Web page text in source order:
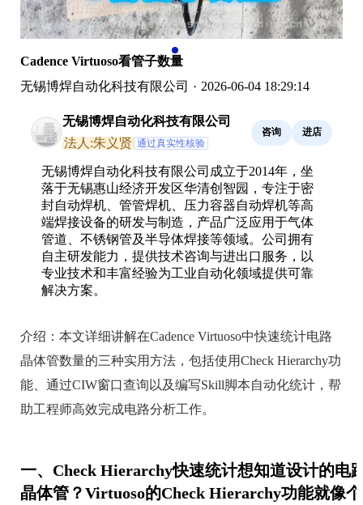
Cadence Virtuoso看管子数量
无锡博焊自动化科技有限公司 · 2026-06-04 18:29:14
无锡博焊自动化科技有限公司
法人:朱义贤 通过真实性核验
咨询 进店
无锡博焊自动化科技有限公司成立于2014年，坐
落于无锡惠山经济开发区华清创智园，专注于密
封自动焊机、管管焊机、压力容器自动焊机等高
端焊接设备的研发与制造，产品广泛应用于气体
管道、不锈钢管及半导体焊接等领域。公司拥有
自主研发能力，提供技术咨询与进出口服务，以
专业技术和丰富经验为工业自动化领域提供可靠
解决方案。
介绍： 本文详细讲解在Cadence Virtuoso中快速统计电路
晶体管数量的三种实用方法，包括使用Check Hierarchy功
能、通过CIW窗口查询以及编写Skill脚本自动化统计，帮
助工程师高效完成电路分析工作。
一、Check Hierarchy快速统计想知道设计的电
晶体管？Virtuoso的Check Hierarchy功能就像